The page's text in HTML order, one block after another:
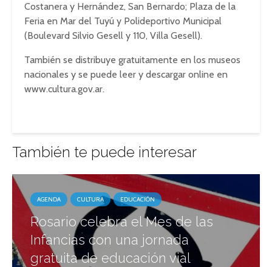
Costanera y Hernández, San Bernardo; Plaza de la
Feria en Mar del Tuyú y Polideportivo Municipal
(Boulevard Silvio Gesell y 110, Villa Gesell).
También se distribuye gratuitamente en los museos
nacionales y se puede leer y descargar online en
www.cultura.gov.ar.
También te puede interesar
AGENDA CULTURA EDUCACIÓN
Rosario celebra el Mes de las
Infancias con una jornada
gratuita de educación vial